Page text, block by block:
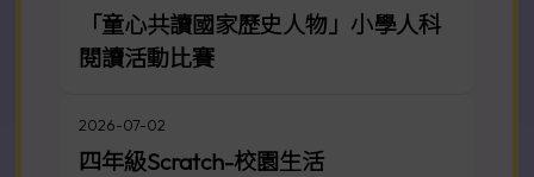
「童心共讀國家歷史人物」小學人科
閱讀活動比賽
2026-07-02
四年級Scratch-校園生活